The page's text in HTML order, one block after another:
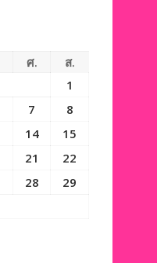
ศ.
ส.
1
7
8
14
15
21
22
28
29